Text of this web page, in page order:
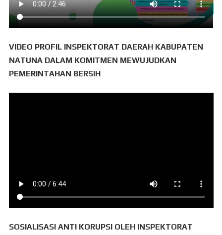
VIDEO PROFIL INSPEKTORAT DAERAH KABUPATEN
NATUNA DALAM KOMITMEN MEWUJUDKAN
PEMERINTAHAN BERSIH
SOSIALISASI ANTI KORUPSI OLEH INSPEKTORAT